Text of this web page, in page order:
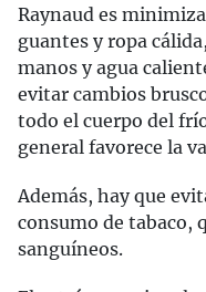
Raynaud es
guantes y ropa
manos y agua
evitar cambios
todo el cuerpo del
general favorece la
Además, hay que
consumo de tabaco,
sanguíneos.